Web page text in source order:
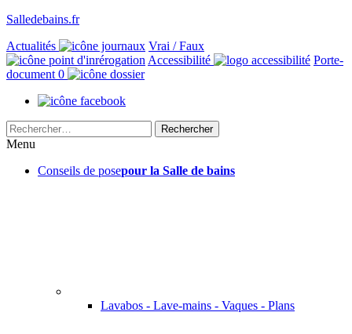
Salledebains.fr
Actualités
Vrai / Faux
Accessibilité
Porte-
document 0
Rechercher :
Menu
Conseils de posepour la Salle de bains
Lavabos - Lave-mains - Vaques - Plans